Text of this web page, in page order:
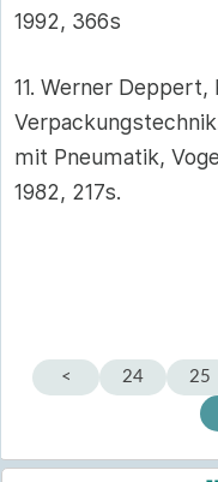
1992, 366s
11. Werner
mit Pneumatik,
1982, 217s.
< 24 25